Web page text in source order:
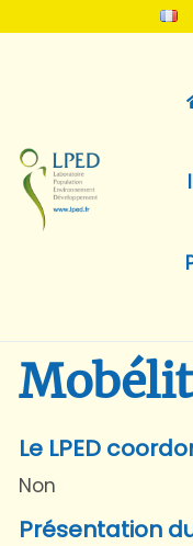
Le LPED
Non
Présentation